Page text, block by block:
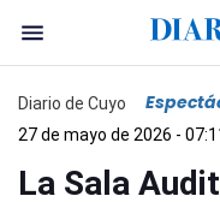
Diario de Cuyo
27 de mayo de 2026 -
La Sala